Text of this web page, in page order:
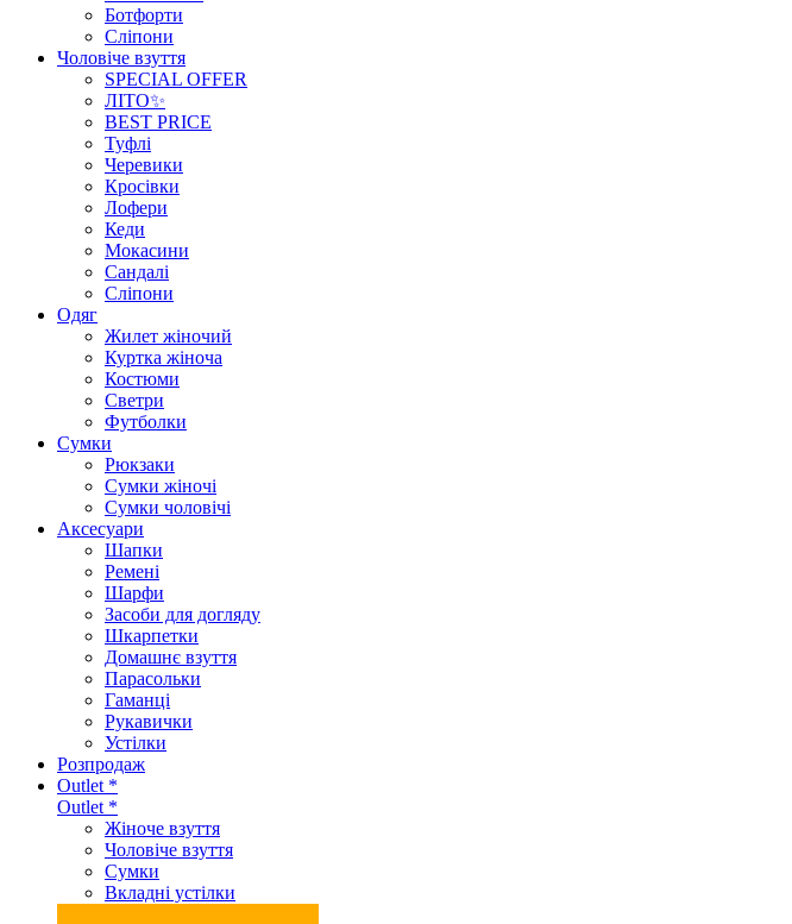
Ботфорти
Сліпони
Чоловіче взуття
SPECIAL OFFER
ЛІТО✨
BEST PRICE
Туфлі
Черевики
Кросівки
Лофери
Кеди
Мокасини
Сандалі
Сліпони
Одяг
Жилет жіночий
Куртка жіноча
Костюми
Светри
Футболки
Сумки
Рюкзаки
Сумки жіночі
Сумки чоловічі
Аксеcуари
Шапки
Ремені
Шарфи
Засоби для догляду
Шкарпетки
Домашнє взуття
Парасольки
Гаманці
Рукавички
Устілки
Розпродаж
Outlet *
Outlet *
Жіноче взуття
Чоловіче взуття
Сумки
Вкладні устілки